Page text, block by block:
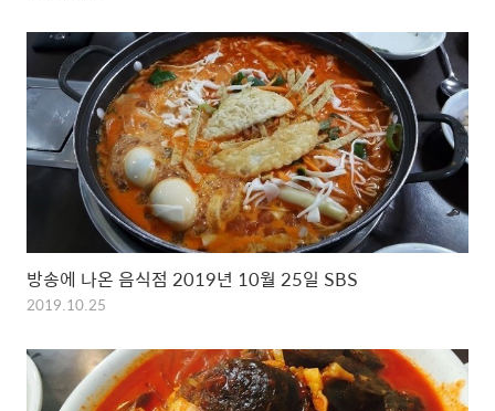
방송에 나온 음식점 2019년 10월 25일 SBS
2019.10.25